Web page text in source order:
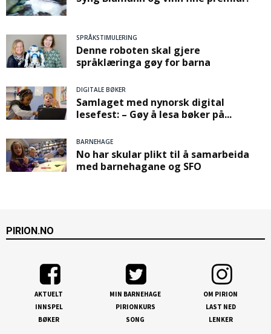
SPRÅKSTIMULERING
Denne roboten skal gjere
språklæringa gøy for barna
DIGITALE BØKER
Samlaget med nynorsk digital
lesefest: – Gøy å lesa bøker på...
BARNEHAGE
No har skular plikt til å samarbeida
med barnehagane og SFO
PIRION.NO
AKTUELT
INNSPEL
BØKER
MIN BARNEHAGE
PIRIONKURS
SONG
OM PIRION
LAST NED
LENKER